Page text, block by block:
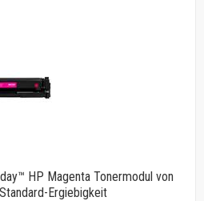
HP Magenta Tonermodul von
Ergiebigkeit